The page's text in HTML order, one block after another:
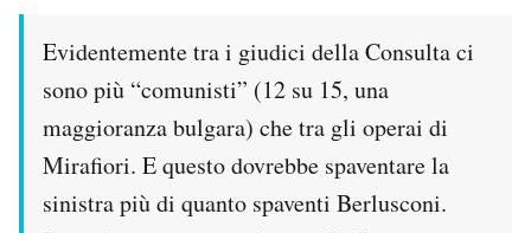
CALENDARIO
AREA PERSONALE
Area Personale
Newsletter
Evidentemente tra i giudici della Consulta ci
sono più “comunisti” (12 su 15, una
maggioranza bulgara) che tra gli operai di
Mirafiori. E questo dovrebbe spaventare la
sinistra più di quanto spaventi Berlusconi.